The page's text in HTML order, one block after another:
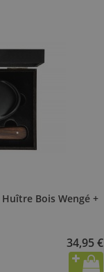
Bois Wengé +
34,95 €